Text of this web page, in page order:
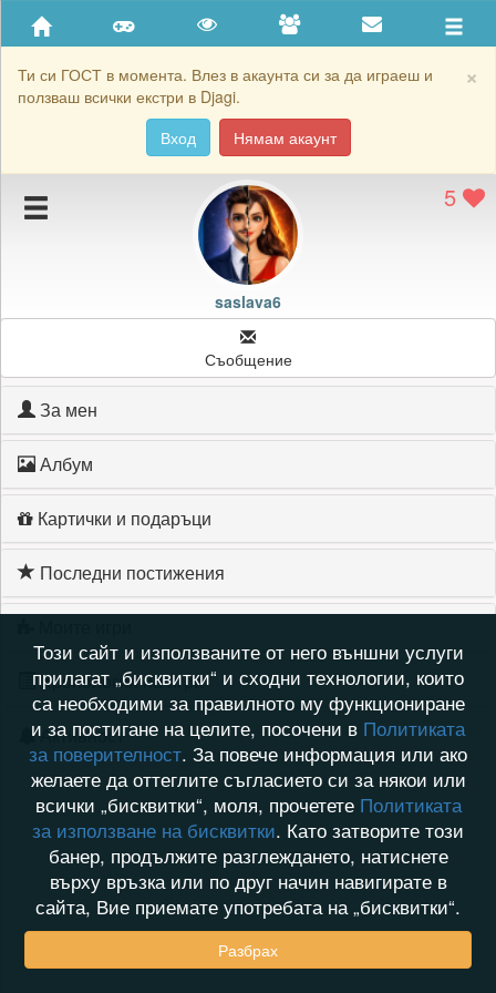
×
Ти си ГОСТ в момента. Влез в акаунта си за да играеш и
ползваш всички екстри в Djagi.
Вход
Нямам акаунт
Приятели
Хронология на игри
Подаръците на saslava6
Картичките на saslava6
5
saslava6
Съобщение
За мен
Албум
Картички и подаръци
Последни постижения
Хронология на игри
Активност
Този сайт и използваните от него външни услуги
прилагат „бисквитки“ и сходни технологии, които
са необходими за правилното му функциониране
и за постигане на целите, посочени в Политиката
за поверителност. За повече информация или ако
желаете да оттеглите съгласието си за някои или
всички „бисквитки“, моля, прочетете Политиката
за използване на бисквитки. Като затворите този
банер, продължите разглеждането, натиснете
върху връзка или по друг начин навигирате в
сайта, Вие приемате употребата на „бисквитки“.
Разбрах